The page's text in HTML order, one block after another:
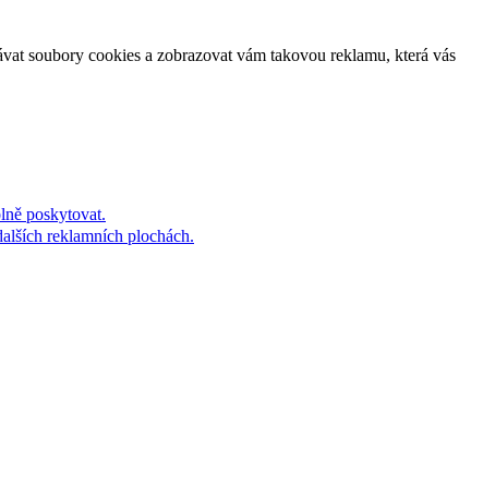
soubory cookies a zobrazovat vám takovou reklamu, která vás
poskytovat.
reklamních plochách.